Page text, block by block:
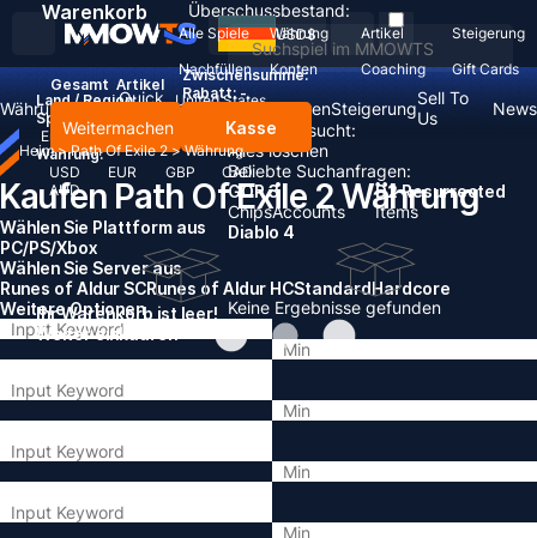
Zuletzt gesucht:
Alles löschen
Beliebte Suchanfragen:
GOP 3
ChipsAccounts
D2 Resurrected
Items
Diablo 4
Keine Ergebnisse gefunden
Alle Spiele Währung Artikel
Steigerung
Nachfüllen
Konten Coaching Gift Cards
USD$
Land / Region:
United States
Sprache:
English Deutsch Français
Español
Währung:
USD
EUR GBP
CAD
AUD
Warenkorb
Gesamt Artikel
Zwischensumme:
Rabatt: -
Weitermachen Kasse
Ihr Warenkorb ist leer!
Weiter einkaufen
Überschussbestand:
WährungArtikelQuick
Gold
CoachingKontenSteigerungSell To
Us
News
Heim > Path Of Exile 2> Währung
Kaufen Path Of Exile 2 Währung
Wählen Sie Plattform aus
PC/PS/Xbox
Wählen Sie Server aus
Runes of Aldur SCRunes of Aldur HCStandardHardcore
Weitere Optionen